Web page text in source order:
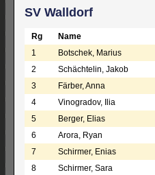
SV Walldorf
Rg Name
1
Botschek, Marius
2
Schächtelin, Jakob
3
Färber, Anna
4
Vinogradov, Ilia
5
Berger, Elias
6
Arora, Ryan
7
Schirmer, Enias
8
Schirmer, Sara